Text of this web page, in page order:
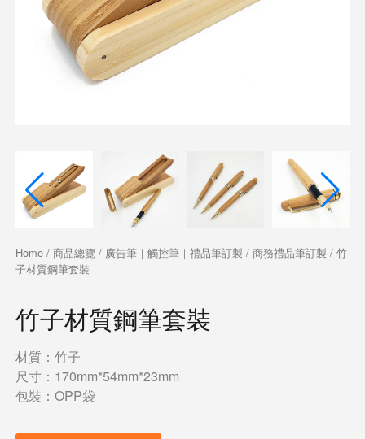
Home/ 商品總覽 / 廣告筆｜觸控筆｜禮品筆訂製 / 商務禮品筆訂製 / 竹
子材質鋼筆套裝
竹子材質鋼筆套裝
材質：竹子
尺寸：170mm*54mm*23mm
包裝：OPP袋